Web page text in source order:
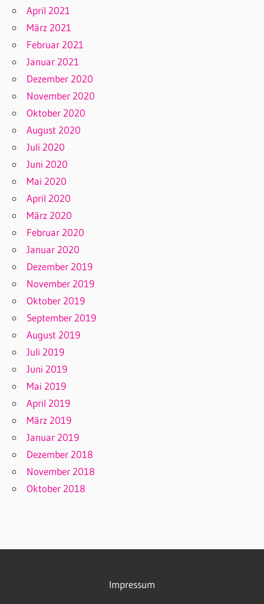
April 2021
März 2021
Februar 2021
Januar 2021
Dezember 2020
November 2020
Oktober 2020
August 2020
Juli 2020
Juni 2020
Mai 2020
April 2020
März 2020
Februar 2020
Januar 2020
Dezember 2019
November 2019
Oktober 2019
September 2019
August 2019
Juli 2019
Juni 2019
Mai 2019
April 2019
März 2019
Januar 2019
Dezember 2018
November 2018
Oktober 2018
Impressum